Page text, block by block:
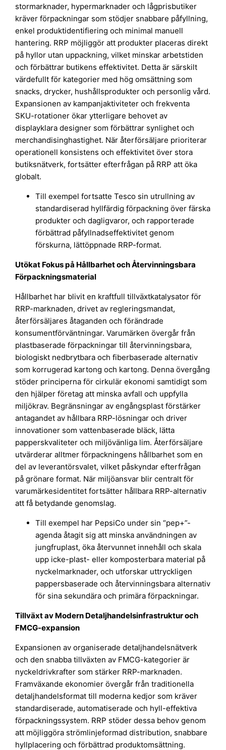
stormarknader, hypermarknader och lågprisbutiker
kräver förpackningar som stödjer snabbare påfyllning,
enkel produktidentifiering och minimal manuell
hantering. RRP möjliggör att produkter placeras direkt
på hyllor utan uppackning, vilket minskar arbetstiden
och förbättrar butikens effektivitet. Detta är särskilt
värdefullt för kategorier med hög omsättning som
snacks, drycker, hushållsprodukter och personlig vård.
Expansionen av kampanjaktiviteter och frekventa
SKU-rotationer ökar ytterligare behovet av
displayklara designer som förbättrar synlighet och
merchandisinghastighet. När återförsäljare prioriterar
operationell konsistens och effektivitet över stora
butiksnätverk, fortsätter efterfrågan på RRP att öka
globalt.
Till exempel fortsatte Tesco sin utrullning av
standardiserad hyllfärdig förpackning över färska
produkter och dagligvaror, och rapporterade
förbättrad påfyllnadseffektivitet genom
förskurna, lättöppnade RRP-format.
Utökat Fokus på Hållbarhet och Återvinningsbara
Förpackningsmaterial
Hållbarhet har blivit en kraftfull tillväxtkatalysator för
RRP-marknaden, drivet av regleringsmandat,
återförsäljares åtaganden och förändrade
konsumentförväntningar. Varumärken övergår från
plastbaserade förpackningar till återvinningsbara,
biologiskt nedbrytbara och fiberbaserade alternativ
som korrugerad kartong och kartong. Denna övergång
stöder principerna för cirkulär ekonomi samtidigt som
den hjälper företag att minska avfall och uppfylla
miljökrav. Begränsningar av engångsplast förstärker
antagandet av hållbara RRP-lösningar och driver
innovationer som vattenbaserade bläck, lätta
papperskvaliteter och miljövänliga lim. Återförsäljare
utvärderar alltmer förpackningens hållbarhet som en
del av leverantörsvalet, vilket påskyndar efterfrågan
på grönare format. När miljöansvar blir centralt för
varumärkesidentitet fortsätter hållbara RRP-alternativ
att få betydande genomslag.
Till exempel har PepsiCo under sin “pep+”-
agenda åtagit sig att minska användningen av
jungfruplast, öka återvunnet innehåll och skala
upp icke-plast- eller komposterbara material på
nyckelmarknader, och utforskar uttryckligen
pappersbaserade och återvinningsbara alternativ
för sina sekundära och primära förpackningar.
Tillväxt av Modern Detaljhandelsinfrastruktur och
FMCG-expansion
Expansionen av organiserade detaljhandelsnätverk
och den snabba tillväxten av FMCG-kategorier är
nyckeldrivkrafter som stärker RRP-marknaden.
Framväxande ekonomier övergår från traditionella
detaljhandelsformat till moderna kedjor som kräver
standardiserade, automatiserade och hyll-effektiva
förpackningssystem. RRP stöder dessa behov genom
att möjliggöra strömlinjeformad distribution, snabbare
hyllplacering och förbättrad produktomsättning.